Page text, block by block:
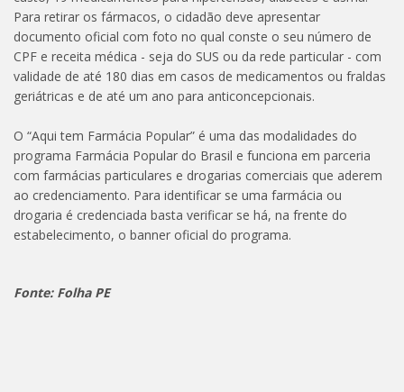
Para retirar os fármacos, o cidadão deve apresentar
documento oficial com foto no qual conste o seu número de
CPF e receita médica - seja do SUS ou da rede particular - com
validade de até 180 dias em casos de medicamentos ou fraldas
geriátricas e de até um ano para anticoncepcionais.
O “Aqui tem Farmácia Popular” é uma das modalidades do
programa Farmácia Popular do Brasil e funciona em parceria
com farmácias particulares e drogarias comerciais que aderem
ao credenciamento. Para identificar se uma farmácia ou
drogaria é credenciada basta verificar se há, na frente do
estabelecimento, o banner oficial do programa.
Fonte: Folha PE